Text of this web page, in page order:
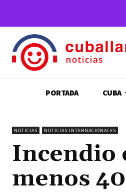
PORTADA CUBA
NOTICIAS NOTICIAS INTERNACIONALES
Incendio
menos